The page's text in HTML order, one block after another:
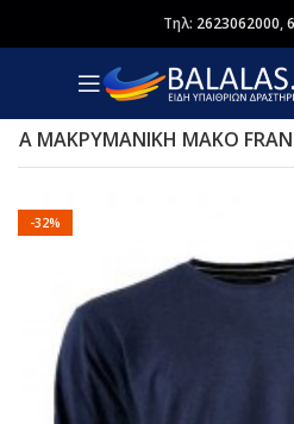
Τηλ: 2623062000,
ΜΑΚΡΥΜΑΝΙΚΗ ΜΑΚΟ
-32%